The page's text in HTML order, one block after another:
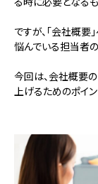
ですが、「会社概
悩んでいる担当者
今回は、会社概要
上げるためのポイン